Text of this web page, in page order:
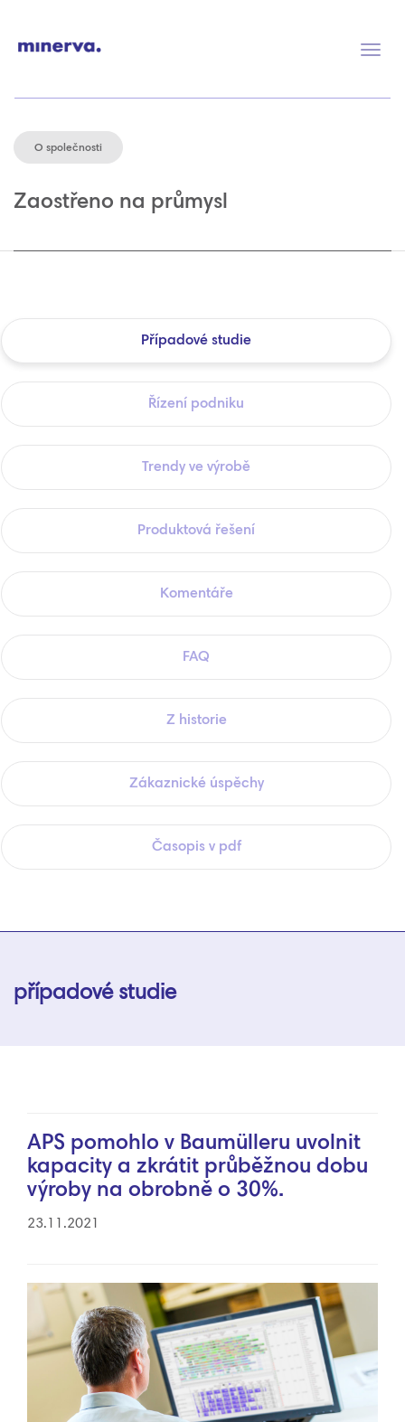
O společnosti
Zaostřeno na průmysl
Případové studie
Řízení podniku
Trendy ve výrobě
Produktová řešení
Komentáře
FAQ
Z historie
Zákaznické úspěchy
Časopis v pdf
případové studie
APS pomohlo v Baumülleru uvolnit
kapacity a zkrátit průběžnou dobu
výroby na obrobně o 30%.
23.11.2021